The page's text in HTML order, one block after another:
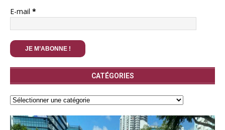
E-mail *
CATÉGORIES